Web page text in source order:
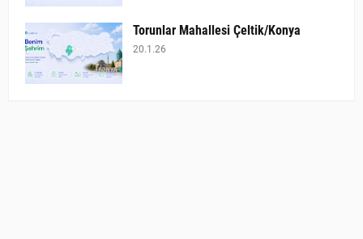
Torunlar Mahallesi Çeltik/Konya
20.1.26